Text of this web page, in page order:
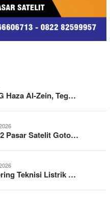
Haza Al-Zein, Teg…
Pasar Satelit Goto…
Teknisi Listrik …